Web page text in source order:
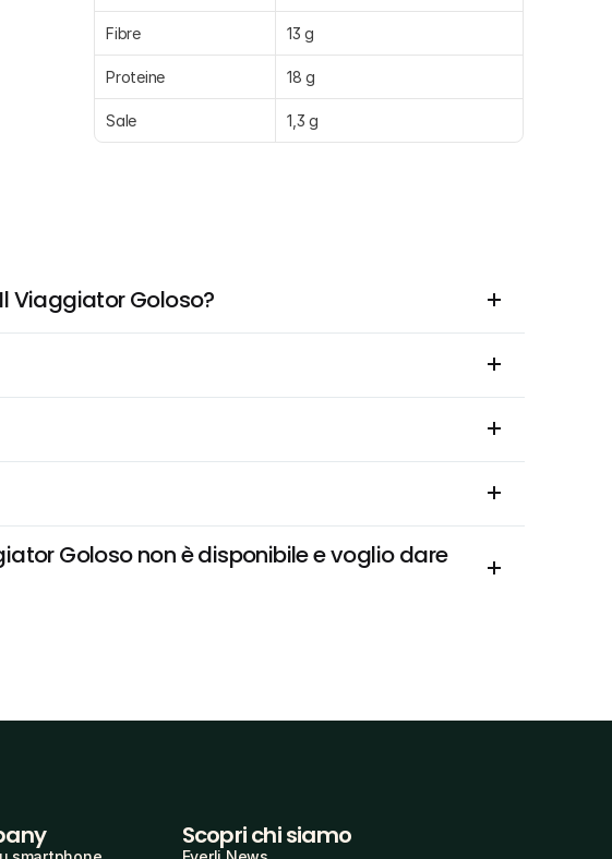
Fibre 13 g
Proteine 18 g
Sale 1,3 g
Viaggiator Goloso?
Goloso non è disponibile e voglio dare
Scopri chi siamo